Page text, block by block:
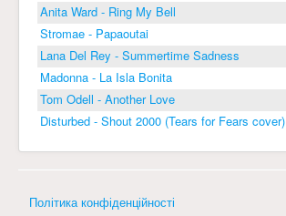
Anita Ward - Ring My Bell
Stromae - Papaoutai
Lana Del Rey - Summertime Sadness
Madonna - La Isla Bonita
Tom Odell - Another Love
Disturbed - Shout 2000 (Tears for Fears cover)
Політика конфіденційності